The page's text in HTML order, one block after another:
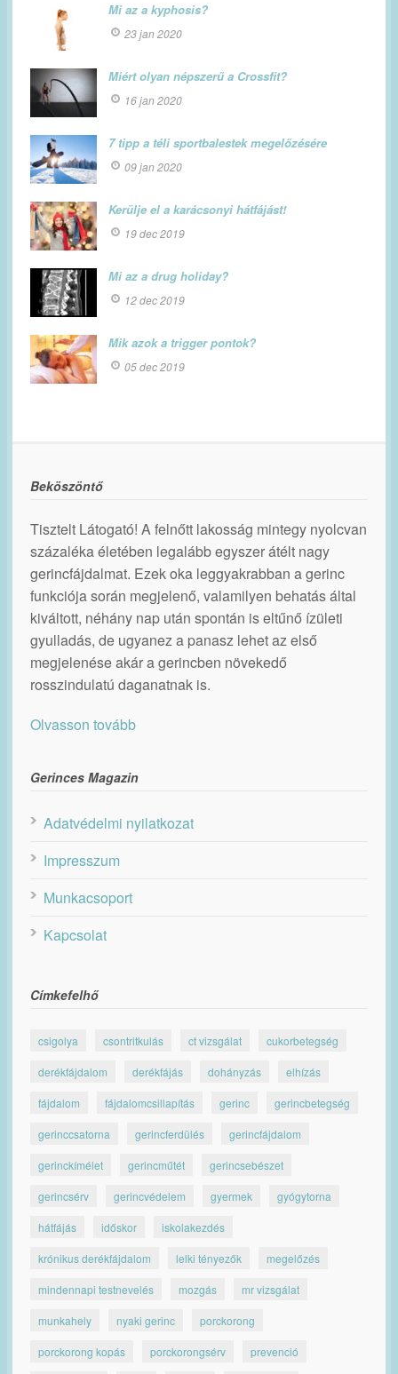
Mi az a kyphosis?
23 jan 2020
Miért olyan népszerű a Crossfit?
16 jan 2020
7 tipp a téli sportbalestek megelőzésére
09 jan 2020
Kerülje el a karácsonyi hátfájást!
19 dec 2019
Mi az a drug holiday?
12 dec 2019
Mik azok a trigger pontok?
05 dec 2019
Beköszöntő
Tisztelt Látogató! A felnőtt lakosság mintegy nyolcvan
százaléka életében legalább egyszer átélt nagy
gerincfájdalmat. Ezek oka leggyakrabban a gerinc
funkciója során megjelenő, valamilyen behatás által
kiváltott, néhány nap után spontán is eltűnő ízületi
gyulladás, de ugyanez a panasz lehet az első
megjelenése akár a gerincben növekedő
rosszindulatú daganatnak is.
Olvasson tovább
Gerinces Magazin
Adatvédelmi nyilatkozat
Impresszum
Munkacsoport
Kapcsolat
Címkefelhő
csigolya csontritkulás ct vizsgálat cukorbetegség
derékfájdalom derékfájás dohányzás elhízás
fájdalom fájdalomcsillapítás gerinc gerincbetegség
gerinccsatorna gerincferdülés gerincfájdalom
gerinckímélet gerincműtét gerincsebészet
gerincsérv gerincvédelem gyermek gyógytorna
hátfájás időskor iskolakezdés
krónikus derékfájdalom lelki tényezők megelőzés
mindennapi testnevelés mozgás mr vizsgálat
munkahely nyaki gerinc porckorong
porckorong kopás porckorongsérv prevenció